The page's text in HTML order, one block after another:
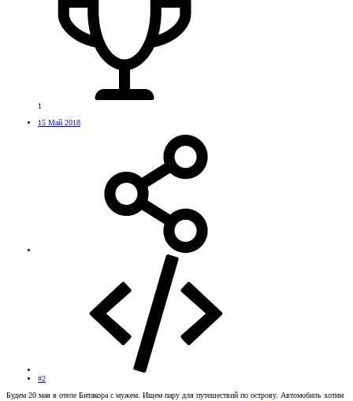
1
15 Май 2018
#2
Будем 20 мая в отеле Битакора с мужем. Ищем пару для путешествий по острову. Автомобиль хотим